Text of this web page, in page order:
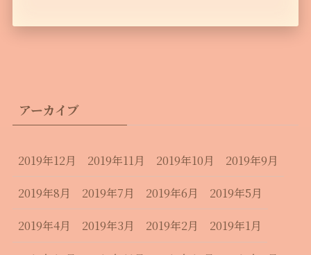
アーカイブ
2019年12月 2019年11月 2019年10月
2019年9月
2019年8月
2019年7月 2019年6月
2019年5月
2019年4月
2019年3月 2019年2月
2019年1月